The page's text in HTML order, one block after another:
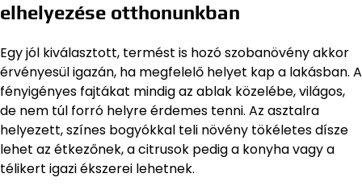
elhelyezése otthonunkban
Egy jól kiválasztott, termést is hozó szobanövény akkor
érvényesül igazán, ha megfelelő helyet kap a lakásban. A
fényigényes fajtákat mindig az ablak közelébe, világos,
de nem túl forró helyre érdemes tenni. Az asztalra
helyezett, színes bogyókkal teli növény tökéletes dísze
lehet az étkezőnek, a citrusok pedig a konyha vagy a
télikert igazi ékszerei lehetnek.